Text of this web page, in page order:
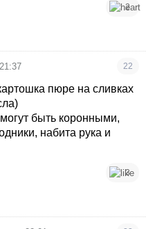
2
22
пюре на сливках
быть коронными,
набита рука и
3